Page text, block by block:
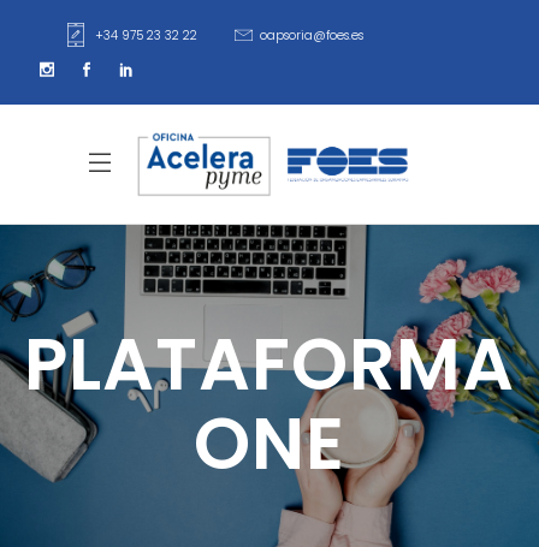
+34 975 23 32 22 oapsoria@foes.es
PLATAFORMA
ONE